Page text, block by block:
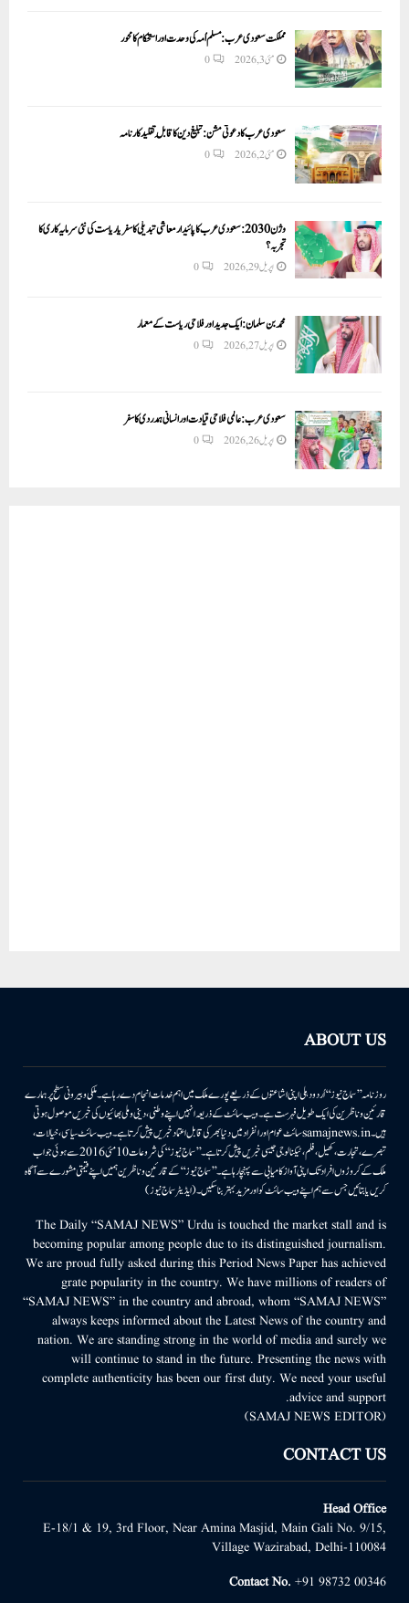
مملکت سعودی عرب: مسلم اُمہ کی وحدت اور استحکام کا محور
مئی 3, 2026 0
سعودی عرب کا دعوتی مشن: تبلیغ دین کا قابلِ تقلید کارنامہ
مئی 2, 2026 0
وژن 2030:سعودی عرب کا پائیدار معاشی تبدیلی کا سفر یا ریاست کی نئی سرمایہ کاری کا
تجربہ؟
اپریل 29, 2026 0
محمد بن سلمان: ایک جدید اور فلاحی ریاست کے معمار
اپریل 27, 2026 0
سعودی عرب: عالمی فلاحی قیادت اور انسانی ہمدردی کا سفر
اپریل 26, 2026 0
ABOUT US
روزنامہ ’’سماج نیوز‘‘ اُردو دہلی اپنی اشاعتوں کے ذریعے پورے ملک میں اہم خدمات انجام دے رہا ہے۔ ملکی وبیرونی سطح پر ہمارے
قارئین وناظرین کی ایک طویل فہرست ہے۔ ویب سائٹ کے ذریعہ انہیں اپنے وطنی، دینی وملی بھائیوں کی خبریں موصول ہوتی
ہیں۔samajnews.inسائٹ عوام اور انفراد میں دنیا بھر کی قابل اعتماد خبریں پیش کرتا ہے۔ ویب سائٹ سیاسی، خیالات،
تبصرے، تجارت، کھیل، فلم، ٹیکنالوجی جیسی خبریں پیش کرتا ہے۔ ’’سماج نیوز‘‘ کی شروعات 10مئی 2016 سے ہوئی جو اب
ملک کے کروڑوں افراد تک اپنی آواز کامیابی سے پہنچا رہا ہے۔ ’’سماج نیوز‘‘ کے قارئین وناظرین ہمیں اپنے قیمتی مشورے سے آگاہ
کریں یا بتائیں جس سے ہم اپنے ویب سائٹ کو اور مزید بہتر بناسکیں۔ (ایڈیٹر سماج نیوز)
The Daily “SAMAJ NEWS” Urdu is touched the market stall and is
becoming popular among people due to its distinguished journalism.
We are proud fully asked during this Period News Paper has achieved
grate popularity in the country. We have millions of readers of
“SAMAJ NEWS” in the country and abroad, whom “SAMAJ NEWS”
always keeps informed about the Latest News of the country and
nation. We are standing strong in the world of media and surely we
will continue to stand in the future. Presenting the news with
complete authenticity has been our first duty. We need your useful
advice and support.
(SAMAJ NEWS EDITOR)
CONTACT US
Head Office
E-18/1 & 19, 3rd Floor, Near Amina Masjid, Main Gali No. 9/15,
Village Wazirabad, Delhi-110084
Contact No. +91 98732 00346